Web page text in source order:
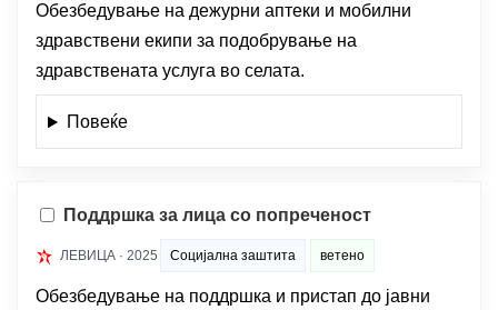
Обезбедување на дежурни аптеки и мобилни
здравствени екипи за подобрување на
здравствената услуга во селата.
Повеќе
Поддршка за лица со попреченост
ЛЕВИЦА · 2025 Социјална заштита ветено
Обезбедување на поддршка и пристап до јавни